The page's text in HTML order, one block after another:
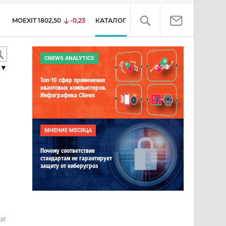
MOEXIT 1802,50 -0,23 КАТАЛОГ
CNEWS ANALYTICS
Топ-10 сфер применения
квантовых компьютеров.
Инфографика CNews
МНЕНИЕ МЕСЯЦА
Почему соответствие
стандартам не гарантирует
защиту от киберугроз